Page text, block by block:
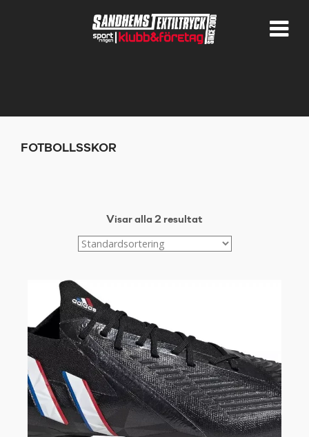
FOTBOLLSSKOR
Visar alla 2 resultat